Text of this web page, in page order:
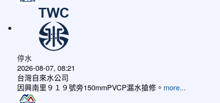
停水
2026-08-07, 08:21
台灣自來水公司
因興南里９１９號旁150mmPVCP漏水搶修。 more...